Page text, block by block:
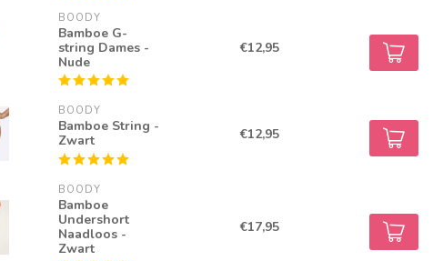
BOODY
Bamboe G-
string Dames -
Nude
€12,95
BOODY
Bamboe String -
Zwart
€12,95
BOODY
Bamboe
Undershort
Naadloos -
Zwart
€17,95